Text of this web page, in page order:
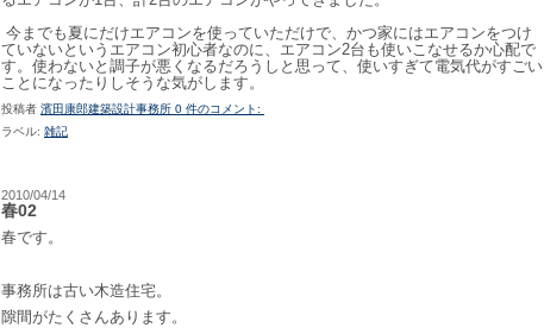
今までも夏にだけエアコンを使っていただけで、かつ家にはエアコンをつけ
ていないというエアコン初心者なのに、エアコン2台も使いこなせるか心配で
す。使わないと調子が悪くなるだろうしと思って、使いすぎて電気代がすごい
ことになったりしそうな気がします。
投稿者 濱田康郎建築設計事務所 0 件のコメント:
ラベル: 雑記
2010/04/14
春02
春です。
事務所は古い木造住宅。
隙間がたくさんあります。